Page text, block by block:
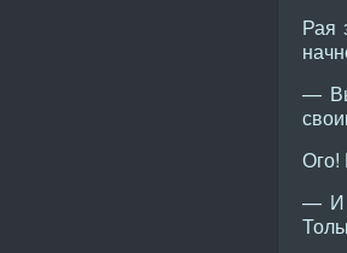
Рая
—
Ого!
— И